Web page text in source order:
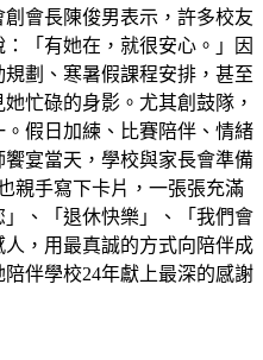
會長陳俊男表示，許多校友
「有她在，就很安心。」因
劃、寒暑假課程安排，甚至
忙碌的身影。尤其創鼓隊，
假日加練、比賽陪伴、情緒
宴當天，學校與家長會準備
親手寫下卡片，一張張充滿
、「退休快樂」、「我們會
，用最真誠的方式向陪伴成
伴學校24年獻上最深的感謝